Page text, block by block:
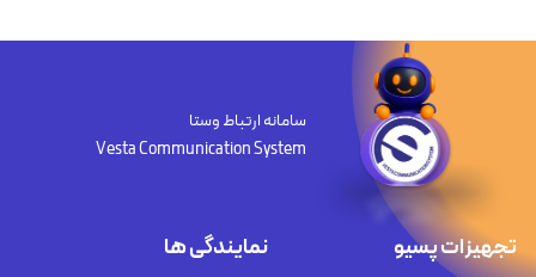
سامانه ارتباط وستا
Vesta Communication System
تجهیزات پسیو نمایندگی ها